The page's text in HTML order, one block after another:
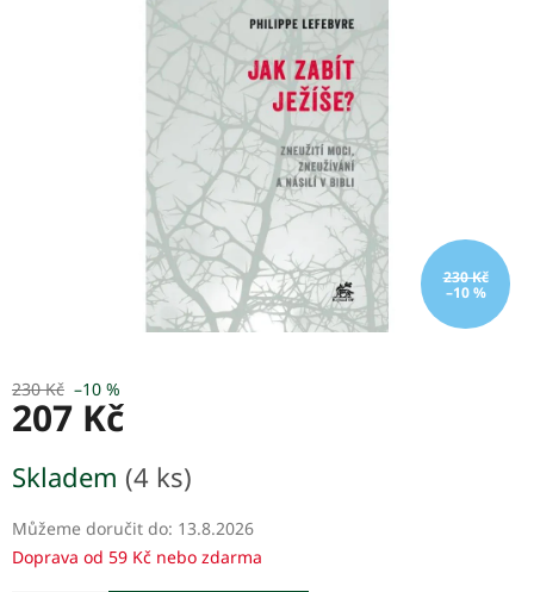
230 Kč
–10 %
230 Kč –10 %
207 Kč
cena:
Skladem (4 ks)
Můžeme doručit do: 13.8.2026
Doprava od 59 Kč nebo zdarma